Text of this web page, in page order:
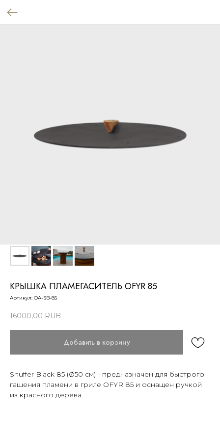
КРЫШКА ПЛАМЕГАСИТЕЛЬ OFYR 85
Артикул: OA-SB-85
16000,00 RUB
Добавить в корзину
Snuffer Black 85 (Ø50 см) - предназначен для быстрого
гашения пламени в гриле OFYR 85 и оснащен ручкой
из красного дерева.